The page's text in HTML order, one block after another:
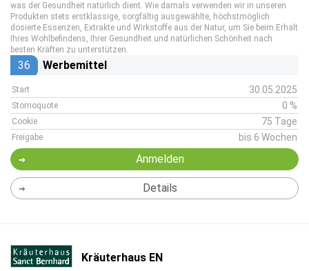
was der Gesundheit natürlich dient. Wie damals verwenden wir in unseren
Produkten stets erstklassige, sorgfältig ausgewählte, höchstmöglich
dosierte Essenzen, Extrakte und Wirkstoffe aus der Natur, um Sie beim Erhalt
Ihres Wohlbefindens, Ihrer Gesundheit und natürlichen Schönheit nach
besten Kräften zu unterstützen.
36 Werbemittel
Start 30.05.2025
Stornoquote 0 %
Cookie 75 Tage
Freigabe bis 6 Wochen
Anmelden
Details
Kräuterhaus EN